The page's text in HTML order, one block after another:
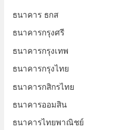
r
:
ธนาคาร ธกส
ธนาคารกรุงศรี
ธนาคารกรุงเทพ
ธนาคารกรุงไทย
ธนาคารกสิกรไทย
ธนาคารออมสิน
ธนาคารไทยพาณิชย์